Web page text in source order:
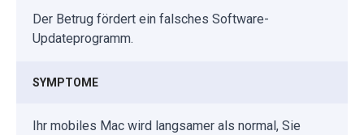
Der Betrug fördert ein falsches Software-
Updateprogramm.
SYMPTOME
Ihr mobiles Mac wird langsamer als normal, Sie